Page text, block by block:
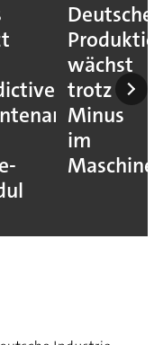
Deutsche
wächst
trotz
Minus
im